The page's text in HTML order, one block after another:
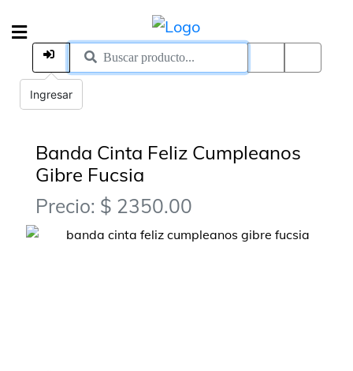
Banda Cinta Feliz Cumpleanos
Gibre Fucsia
Precio: $ 2350.00
Ingresar